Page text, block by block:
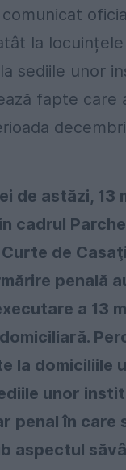
la
sediile unor
fapte care
de astăzi, 13
cadrul
de
penală
a 13
la domiciliile
unor
penal în care
aspectul